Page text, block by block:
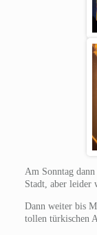
Am Sonntag
Stadt, aber leider
Dann weiter bis
tollen türkischen